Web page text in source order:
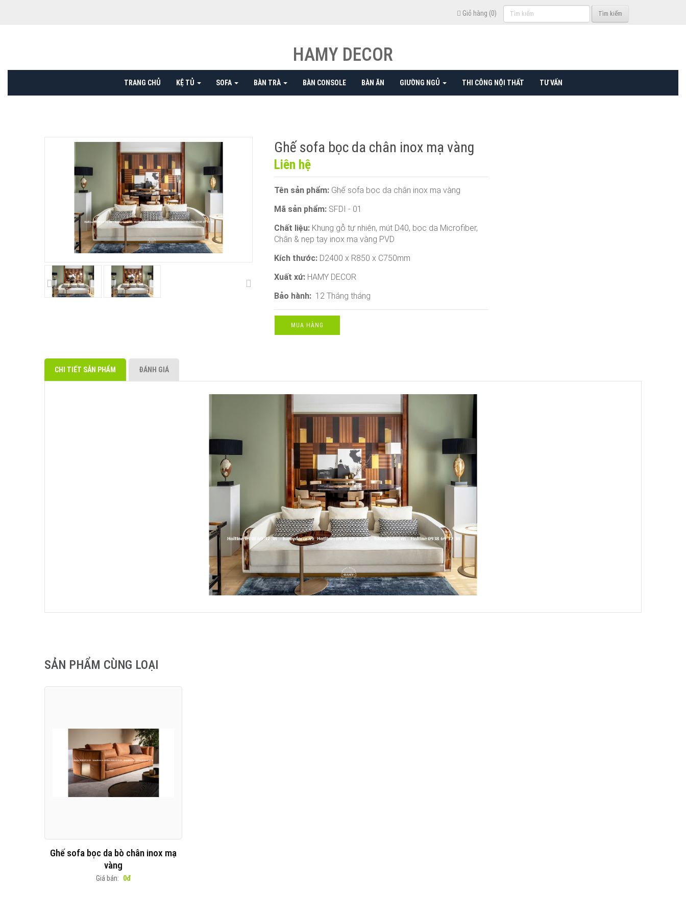
Giỏ hàng (0)
Tìm
kiếm
Tìm kiếm
HAMY DECOR
TRANG CHỦ KỆ TỦ SOFA BÀN TRÀ BÀN CONSOLE BÀN ĂN GIƯỜNG NGỦ THI CÔNG NỘI THẤT TƯ VẤN
Ghế sofa bọc da chân inox mạ vàng
Liên hệ
Tên sản phẩm: Ghế sofa bọc da chân inox mạ vàng
Mã sản phẩm: SFDI - 01
Chất liệu: Khung gỗ tự nhiên, mút D40, bọc da Microfiber,
Chân & nẹp tay inox mạ vàng PVD
Kích thước: D2400 x R850 x C750mm
Xuất xứ: HAMY DECOR
Bảo hành: 12 Tháng tháng
MUA HÀNG
CHI TIẾT SẢN PHẨM ĐÁNH GIÁ
SẢN PHẨM CÙNG LOẠI
Ghế sofa bọc da bò chân inox mạ
vàng
Giá bán: 0đ